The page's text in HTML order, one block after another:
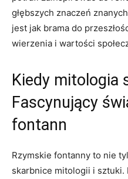
głębszych znaczeń
jest jak brama do
wierzenia i wartości
Kiedy mitologia
Fascynujący
fontann
Rzymskie fontanny to nie
skarbnice mitologii i sztuki.